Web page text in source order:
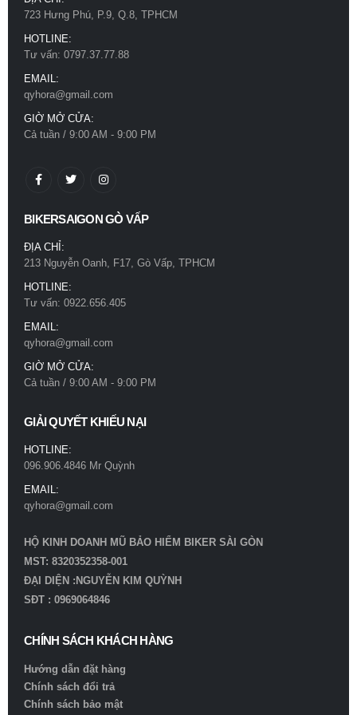
Mũ bảo hiểm Royal M66 2 kính trắng bóng
780.000₫
780.000
723 Hưng Phú, P.9, Q.8, TPHCM
HOTLINE:
Tư vấn: 0797.37.77.88
EMAIL:
qyhora@gmail.com
GIỜ MỞ CỬA:
Cả tuần / 9:00 AM - 9:00 PM
BIKERSAIGON GÒ VẤP
ĐỊA CHỈ:
213 Nguyễn Oanh, F17, Gò Vấp, TPHCM
HOTLINE:
Tư vấn: 0922.656.405
EMAIL:
qyhora@gmail.com
GIỜ MỞ CỬA:
Cả tuần / 9:00 AM - 9:00 PM
GIẢI QUYẾT KHIẾU NẠI
HOTLINE:
096.906.4846 Mr Quỳnh
EMAIL:
qyhora@gmail.com
HỘ KINH DOANH MŨ BẢO HIỂM BIKER SÀI GÒN
MST: 8320352358-001
ĐẠI DIỆN :NGUYỄN KIM QUỲNH
SĐT : 0969064846
CHÍNH SÁCH KHÁCH HÀNG
Hướng dẫn đặt hàng
Chính sách đổi trả
Chính sách bảo mật